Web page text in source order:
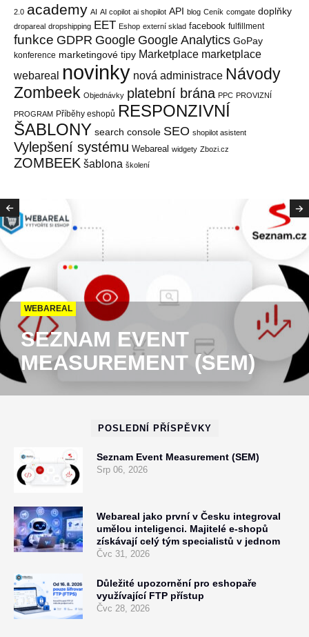
2.0 academy AI AI copilot ai shopilot API blog Ceník comgate doplňky
dropareal dropshipping EET Eshop externí sklad facebook fulfillment
funkce GDPR Google Google Analytics GoPay
konference marketingové tipy Marketplace marketplace
webareal novinky nová administrace Návody
Zombeek Objednávky platební brána PPC PROVIZNÍ
PROGRAM Příběhy eshopů RESPONZIVNÍ
ŠABLONY search console SEO shopilot asistent
Vylepšení systému Webareal widgety Zbozi.cz
ZOMBEEK šablona školení
WEBAREAL
SEZNAM EVENT
MEASUREMENT (SEM)
POSLEDNÍ PŘÍSPĚVKY
Seznam Event Measurement (SEM)
Srp 06, 2026
Webareal jako první v Česku integroval
umělou inteligenci. Majitelé e-shopů
získávají celý tým specialistů v jednom
Čvc 31, 2026
Důležité upozornění pro eshopaře
využívající FTP přístup
Čvc 28, 2026